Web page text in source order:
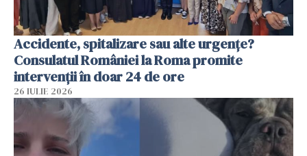
Accidente, spitalizare sau alte urgențe?
Consulatul României la Roma promite
intervenții în doar 24 de ore
26 IULIE 2026